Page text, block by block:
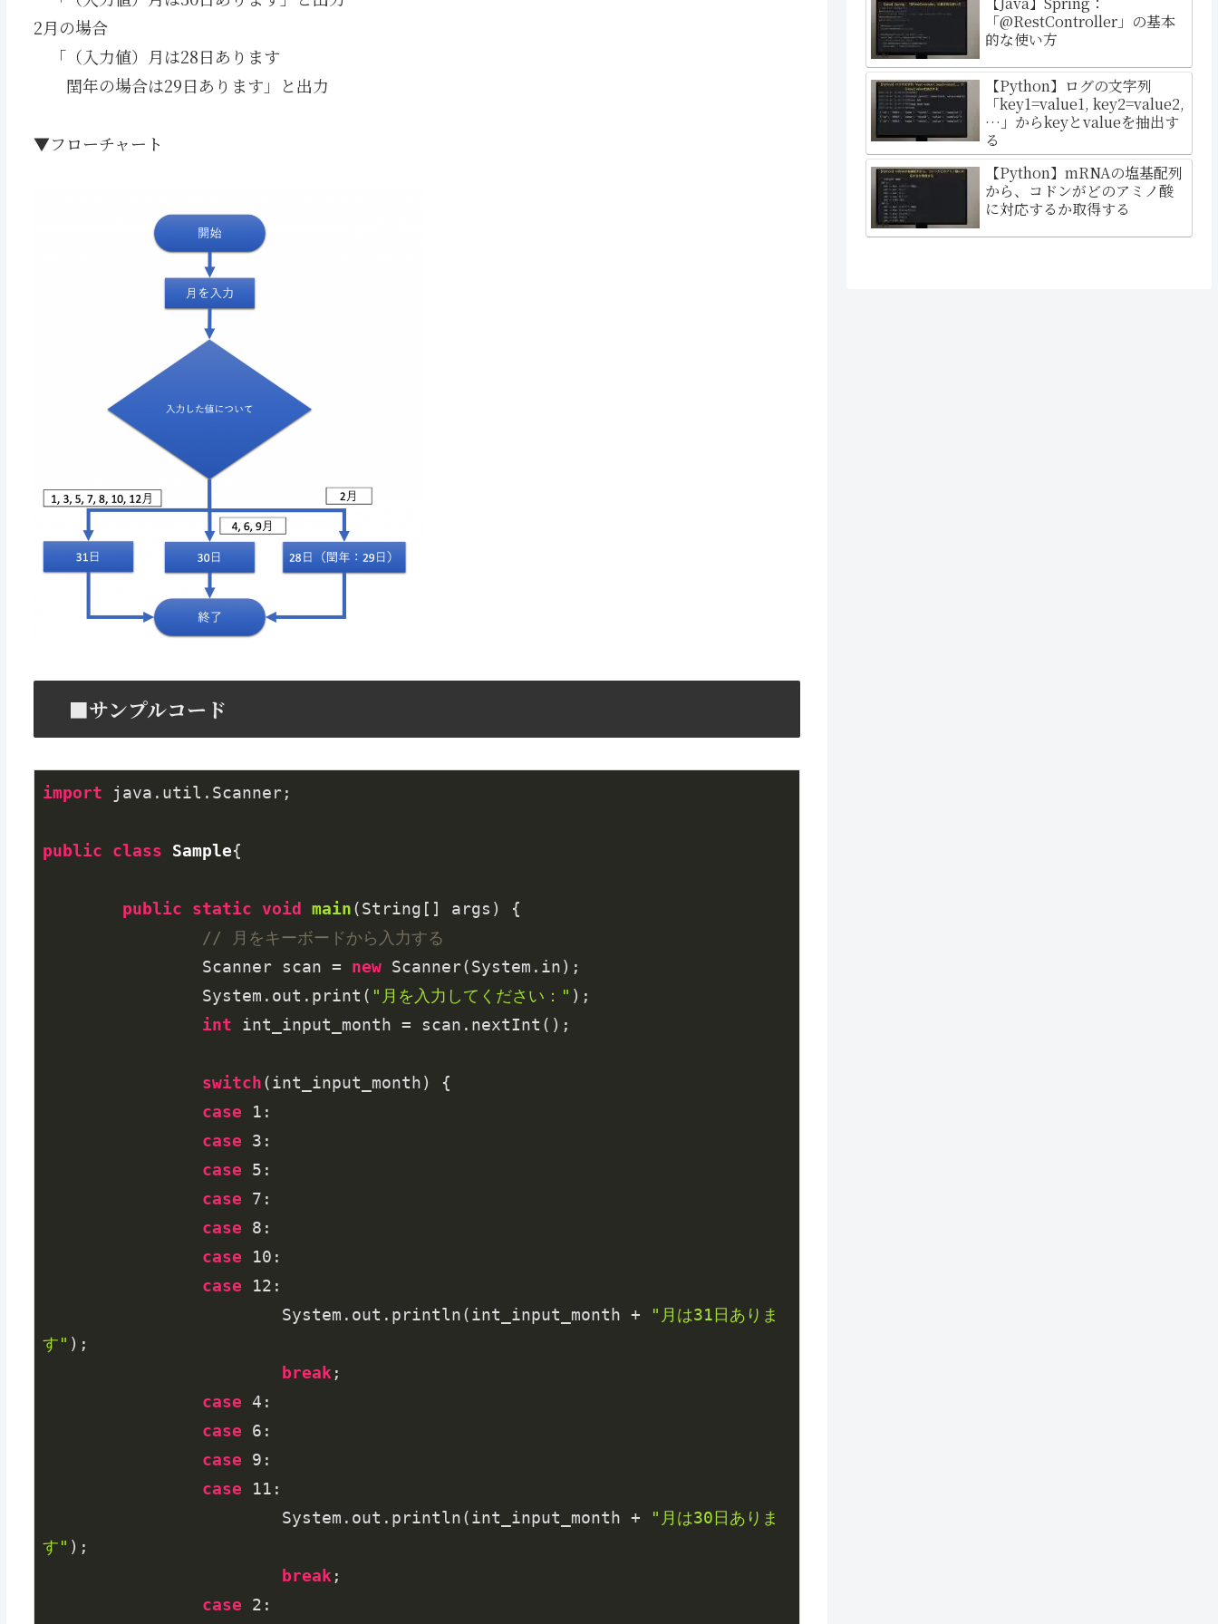
2月の場合
「（入力値）月は28日あります
閏年の場合は29日あります」と出力
▼フローチャート
■サンプルコード
import java.util.Scanner;
public class Sample{
public static void main(String[] args)
{
// 月をキーボードから入力する
		Scanner scan =
new Scanner(System.in);
		System.out.print(
"月を入力してください：" );
int int_input_month = scan.nextInt();
switch(int_input_month) {
case
1 :
case
3 :
case
5 :
case
7 :
case
8 :
case
10 :
case
12 :
			System.out.println(int_input_month +
"月は31日ありま
す" );
break ;
case
4 :
case
6 :
case
9 :
case
11 :
			System.out.println(int_input_month +
"月は30日ありま
す" );
break ;
case
2 :
「@RestController」の基本
的な使い方
【Python】ログの文字列
「key1=value1, key2=value2,
…」からkeyとvalueを抽出す
る
【Python】mRNAの塩基配列
から、コドンがどのアミノ酸
に対応するか取得する